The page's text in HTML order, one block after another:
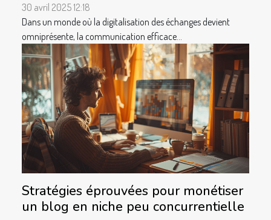
30 avril 2025 12:18
Dans un monde où la digitalisation des échanges devient
omniprésente, la communication efficace...
Stratégies éprouvées pour monétiser
un blog en niche peu concurrentielle